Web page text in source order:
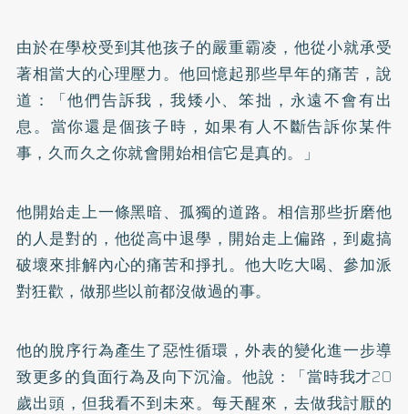
由於在學校受到其他孩子的嚴重霸凌，他從小就承受
著相當大的心理壓力。他回憶起那些早年的痛苦，說
道：「他們告訴我，我矮小、笨拙，永遠不會有出
息。當你還是個孩子時，如果有人不斷告訴你某件
事，久而久之你就會開始相信它是真的。」
他開始走上一條黑暗、孤獨的道路。相信那些折磨他
的人是對的，他從高中退學，開始走上偏路，到處搞
破壞來排解內心的痛苦和掙扎。他大吃大喝、參加派
對狂歡，做那些以前都沒做過的事。
他的脫序行為產生了惡性循環，外表的變化進一步導
致更多的負面行為及向下沉淪。他說：「當時我才20
歲出頭，但我看不到未來。每天醒來，去做我討厭的